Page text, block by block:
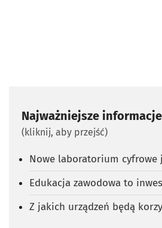
Najważniejsze informacje
(kliknij, aby przejść)
Nowe laboratorium cyfrowe
Edukacja zawodowa to
Z jakich urządzeń będą